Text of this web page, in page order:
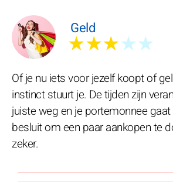
Geld
★★★★★
Of je nu iets voor jezelf koopt of
instinct stuurt je. De tijden zijn
juiste weg en je portemonnee
besluit om een paar aankopen te
zeker.